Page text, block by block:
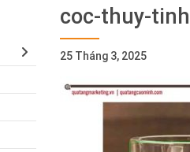
coc-thuy-
25 Tháng 3, 2025